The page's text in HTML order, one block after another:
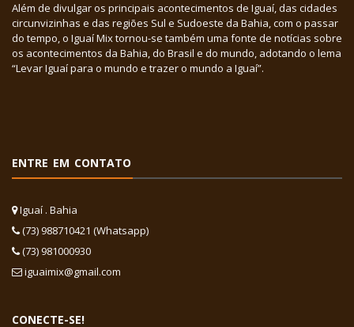
Além de divulgar os principais acontecimentos de Iguaí, das cidades
circunvizinhas e das regiões Sul e Sudoeste da Bahia, com o passar
do tempo, o Iguaí Mix tornou-se também uma fonte de notícias sobre
os acontecimentos da Bahia, do Brasil e do mundo, adotando o lema
“Levar Iguaí para o mundo e trazer o mundo a Iguaí”.
ENTRE EM CONTATO
Iguaí . Bahia
(73) 988710421 (Whatsapp)
(73) 981000930
iguaimix@gmail.com
CONECTE-SE!